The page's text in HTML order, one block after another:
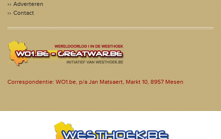
Adverteren
Contact
Correspondentie: WO1.be, p/a Jan Matsaert, Markt 10, 8957 Mesen